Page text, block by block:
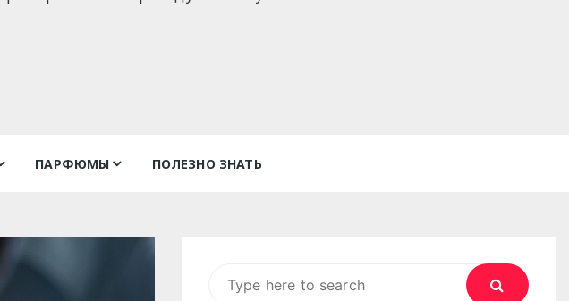
ПАРФЮМЫ ПОЛЕЗНО ЗНАТЬ